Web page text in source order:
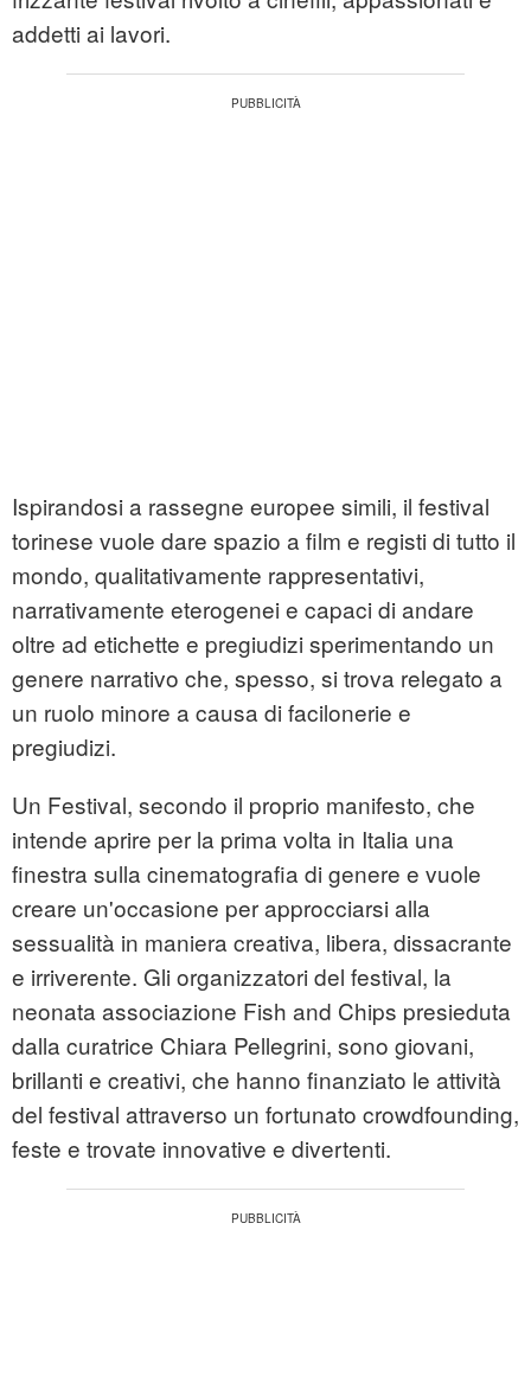
addetti ai lavori.
Ispirandosi a rassegne europee simili, il festival
torinese vuole dare spazio a film e registi di tutto il
mondo, qualitativamente rappresentativi,
narrativamente eterogenei e capaci di andare
oltre ad etichette e pregiudizi sperimentando un
genere narrativo che, spesso, si trova relegato a
un ruolo minore a causa di facilonerie e
pregiudizi.
Un Festival, secondo il proprio manifesto, che
intende aprire per la prima volta in Italia una
finestra sulla cinematografia di genere e vuole
creare un'occasione per approcciarsi alla
sessualità in maniera creativa, libera, dissacrante
e irriverente. Gli organizzatori del festival, la
neonata associazione Fish and Chips presieduta
dalla curatrice Chiara Pellegrini, sono giovani,
brillanti e creativi, che hanno finanziato le attività
del festival attraverso un fortunato crowdfounding,
feste e trovate innovative e divertenti.